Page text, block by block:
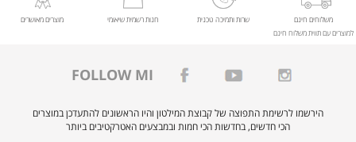
משלוחים חינם
למוצרים עם תווית משלוח חינם
שרות ותמיכה טכנית חנות רשמית שיאומי מוצרים מאושרים
FOLLOW MI
הירשמו לרשימת התפוצה של קבוצת המילטון והיו הראשונים להתעדכן במוצרים
הכי חדשים, בחדשות הכי חמות ובמבצעים האטרקטיבים ביותר